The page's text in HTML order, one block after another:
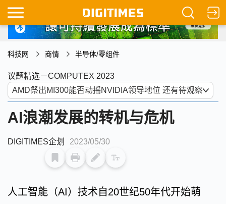
科技网 商情 半导体/零组件
议题精选－COMPUTEX 2023
AI浪潮发展的转机与危机
DIGITIMES企划 2023/05/30
人工智能（AI）技术自20世纪50年代开始萌